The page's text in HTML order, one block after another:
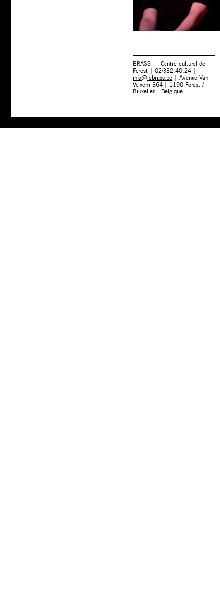
BRASS — Centre culturel de
Forest | 02/332.40.24 |
info@lebrass.be | Avenue Van
Volxem 364 | 1190 Forest /
Bruxelles · Belgique